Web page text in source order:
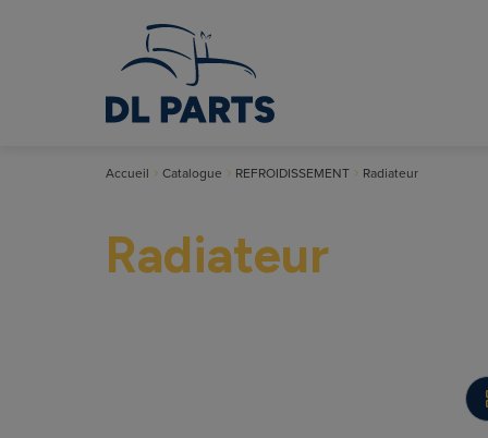
Accueil Catalogue REFROIDISSEMENT Radiateur
Radiateur